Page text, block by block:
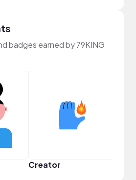
badges earned by 79KING
Creator